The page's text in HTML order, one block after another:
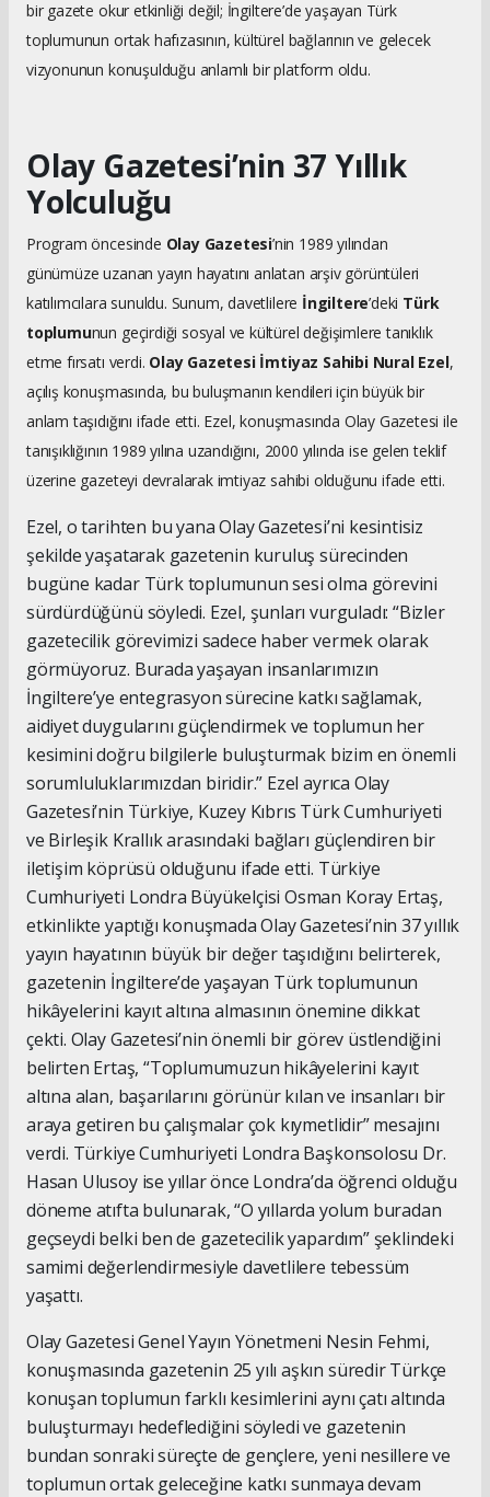
bir gazete okur etkinliği değil; İngiltere’de yaşayan Türk
toplumunun ortak hafızasının, kültürel bağlarının ve gelecek
vizyonunun konuşulduğu anlamlı bir platform oldu.
Olay Gazetesi’nin 37 Yıllık
Yolculuğu
Program öncesinde Olay Gazetesi’nin 1989 yılından
günümüze uzanan yayın hayatını anlatan arşiv görüntüleri
katılımcılara sunuldu. Sunum, davetlilere İngiltere’deki Türk
toplumunun geçirdiği sosyal ve kültürel değişimlere tanıklık
etme fırsatı verdi. Olay Gazetesi İmtiyaz Sahibi Nural Ezel,
açılış konuşmasında, bu buluşmanın kendileri için büyük bir
anlam taşıdığını ifade etti. Ezel, konuşmasında Olay Gazetesi ile
tanışıklığının 1989 yılına uzandığını, 2000 yılında ise gelen teklif
üzerine gazeteyi devralarak imtiyaz sahibi olduğunu ifade etti.
Ezel, o tarihten bu yana Olay Gazetesi’ni kesintisiz
şekilde yaşatarak gazetenin kuruluş sürecinden
bugüne kadar Türk toplumunun sesi olma görevini
sürdürdüğünü söyledi. Ezel, şunları vurguladı: “Bizler
gazetecilik görevimizi sadece haber vermek olarak
görmüyoruz. Burada yaşayan insanlarımızın
İngiltere’ye entegrasyon sürecine katkı sağlamak,
aidiyet duygularını güçlendirmek ve toplumun her
kesimini doğru bilgilerle buluşturmak bizim en önemli
sorumluluklarımızdan biridir.” Ezel ayrıca Olay
Gazetesi’nin Türkiye, Kuzey Kıbrıs Türk Cumhuriyeti
ve Birleşik Krallık arasındaki bağları güçlendiren bir
iletişim köprüsü olduğunu ifade etti. Türkiye
Cumhuriyeti Londra Büyükelçisi Osman Koray Ertaş,
etkinlikte yaptığı konuşmada Olay Gazetesi’nin 37 yıllık
yayın hayatının büyük bir değer taşıdığını belirterek,
gazetenin İngiltere’de yaşayan Türk toplumunun
hikâyelerini kayıt altına almasının önemine dikkat
çekti. Olay Gazetesi’nin önemli bir görev üstlendiğini
belirten Ertaş, “Toplumumuzun hikâyelerini kayıt
altına alan, başarılarını görünür kılan ve insanları bir
araya getiren bu çalışmalar çok kıymetlidir” mesajını
verdi. Türkiye Cumhuriyeti Londra Başkonsolosu Dr.
Hasan Ulusoy ise yıllar önce Londra’da öğrenci olduğu
döneme atıfta bulunarak, “O yıllarda yolum buradan
geçseydi belki ben de gazetecilik yapardım” şeklindeki
samimi değerlendirmesiyle davetlilere tebessüm
yaşattı.
Olay Gazetesi Genel Yayın Yönetmeni Nesin Fehmi,
konuşmasında gazetenin 25 yılı aşkın süredir Türkçe
konuşan toplumun farklı kesimlerini aynı çatı altında
buluşturmayı hedeflediğini söyledi ve gazetenin
bundan sonraki süreçte de gençlere, yeni nesillere ve
toplumun ortak geleceğine katkı sunmaya devam